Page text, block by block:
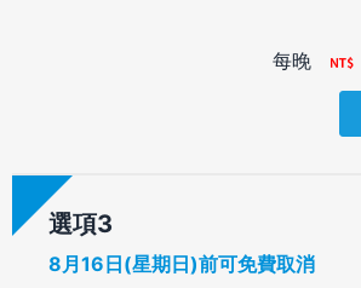
每晚
選項
8月16日(星期日)前可免費取消